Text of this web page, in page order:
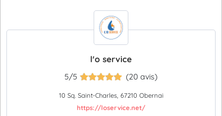
l'o service
5/5 (20 avis)
10 Sq. Saint-Charles, 67210 Obernai
https://loservice.net/